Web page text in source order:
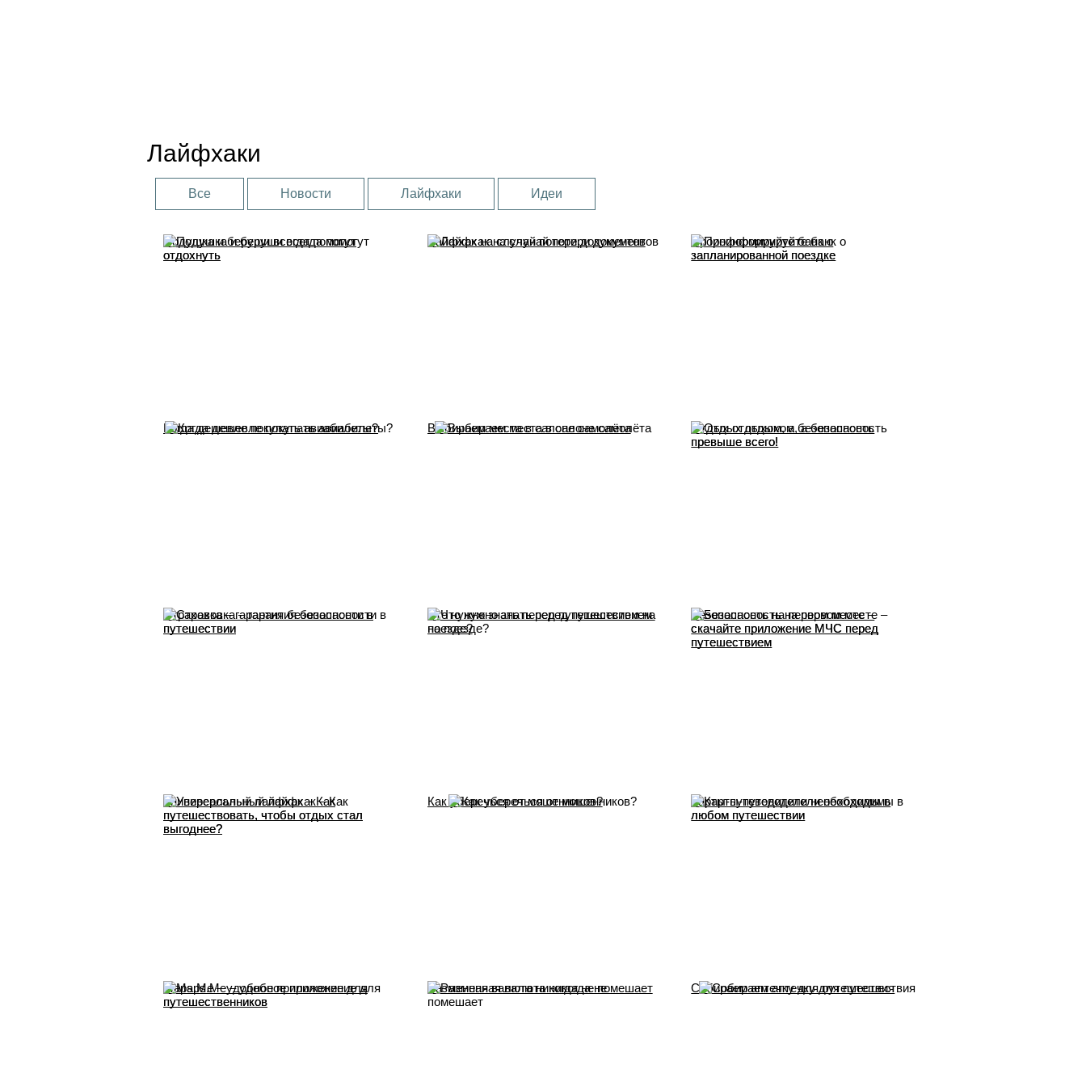
Лайфхаки
Все Новости Лайфхаки Идеи
Подушка и беруши всегда помогут
отдохнуть
Лайфхак на случай потери документов
Проинформируйте банк о
запланированной поездке
Когда дешевле покупать авиабилеты? Выбираем места в салоне самолёта
Отдых отдыхом, а безопасность
превыше всего!
Страховка – гарантия безопасности в
путешествии
Что нужно знать перед путешествием на
поезде?
Безопасность на первом месте –
скачайте приложение МЧС перед
путешествием
Универсальный лайфхак – Как
путешествовать, чтобы отдых стал
выгоднее?
Как уберечься от мошенников?
Карты-путеводители необходимы в
любом путешествии
Maps.Me – удобное приложение для
путешественников
Разменная валюта никогда не помешает Собираем аптечку для путешествия